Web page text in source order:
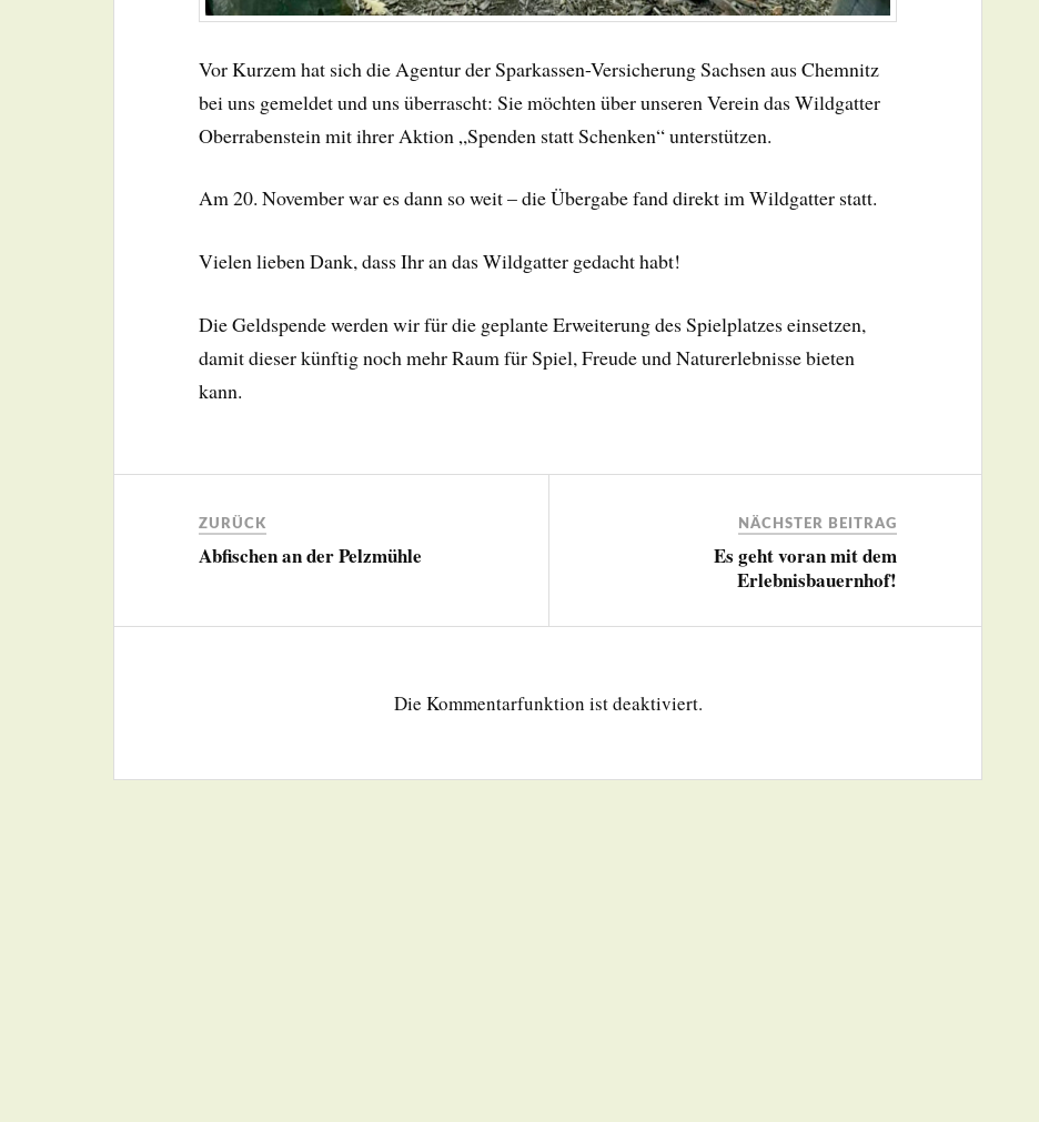
Vor Kurzem hat sich die Agentur der Sparkassen-Versicherung Sachsen aus Chemnitz
bei uns gemeldet und uns überrascht: Sie möchten über unseren Verein das Wildgatter
Oberrabenstein mit ihrer Aktion „Spenden statt Schenken“ unterstützen.
Am 20. November war es dann so weit – die Übergabe fand direkt im Wildgatter statt.
Vielen lieben Dank, dass Ihr an das Wildgatter gedacht habt!
Die Geldspende werden wir für die geplante Erweiterung des Spielplatzes einsetzen,
damit dieser künftig noch mehr Raum für Spiel, Freude und Naturerlebnisse bieten
kann.
ZURÜCK
Abfischen an der Pelzmühle
NÄCHSTER BEITRAG
Es geht voran mit dem
Erlebnisbauernhof!
Die Kommentarfunktion ist deaktiviert.